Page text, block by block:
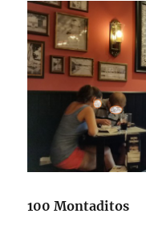
100 Montaditos